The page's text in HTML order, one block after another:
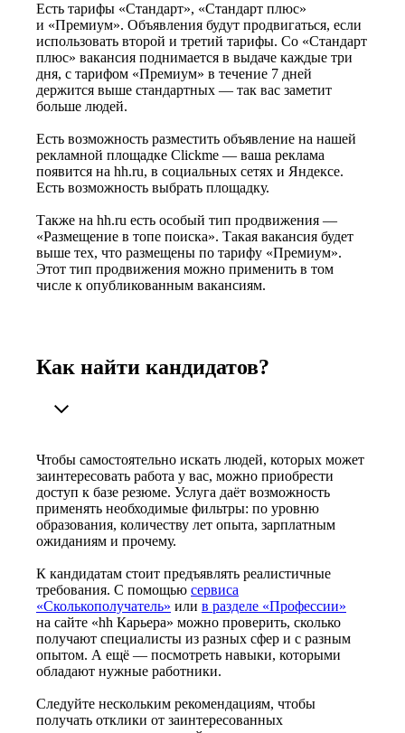
Есть тарифы «Стандарт», «Стандарт плюс»
и «Премиум». Объявления будут продвигаться, если
использовать второй и третий тарифы. Со «Стандарт
плюс» вакансия поднимается в выдаче каждые три
дня, с тарифом «Премиум» в течение 7 дней
держится выше стандартных — так вас заметит
больше людей.
Есть возможность разместить объявление на нашей
рекламной площадке Clickme — ваша реклама
появится на hh.ru, в социальных сетях и Яндексе.
Есть возможность выбрать площадку.
Также на hh.ru есть особый тип продвижения —
«Размещение в топе поиска». Такая вакансия будет
выше тех, что размещены по тарифу «Премиум».
Этот тип продвижения можно применить в том
числе к опубликованным вакансиям.
Как найти кандидатов?
Чтобы самостоятельно искать людей, которых может
заинтересовать работа у вас, можно приобрести
доступ к базе резюме. Услуга даёт возможность
применять необходимые фильтры: по уровню
образования, количеству лет опыта, зарплатным
ожиданиям и прочему.
К кандидатам стоит предъявлять реалистичные
требования. С помощью сервиса
«Сколькополучатель» или в разделе «Профессии»
на сайте «hh Карьера» можно проверить, сколько
получают специалисты из разных сфер и с разным
опытом. А ещё — посмотреть навыки, которыми
обладают нужные работники.
Следуйте нескольким рекомендациям, чтобы
получать отклики от заинтересованных